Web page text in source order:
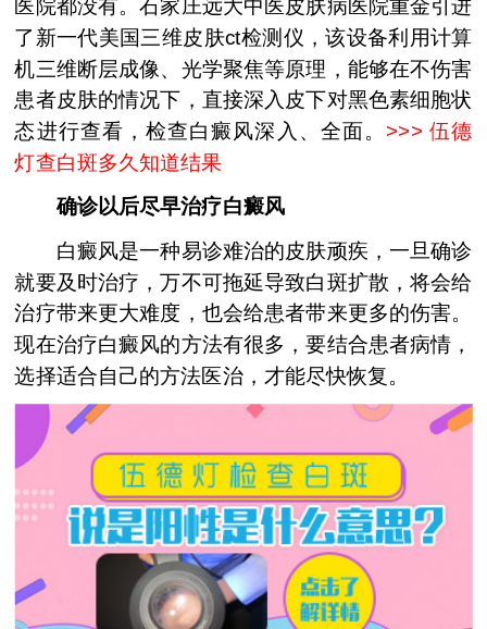
医院都没有。石家庄远大中医皮肤病医院重金引进
了新一代美国三维皮肤ct检测仪，该设备利用计算
机三维断层成像、光学聚焦等原理，能够在不伤害
患者皮肤的情况下，直接深入皮下对黑色素细胞状
态进行查看，检查白癜风深入、全面。 >>>伍德
灯查白斑多久知道结果
确诊以后尽早治疗白癜风
白癜风是一种易诊难治的皮肤顽疾，一旦确诊
就要及时治疗，万不可拖延导致白斑扩散，将会给
治疗带来更大难度，也会给患者带来更多的伤害。
现在治疗白癜风的方法有很多，要结合患者病情，
选择适合自己的方法医治，才能尽快恢复。